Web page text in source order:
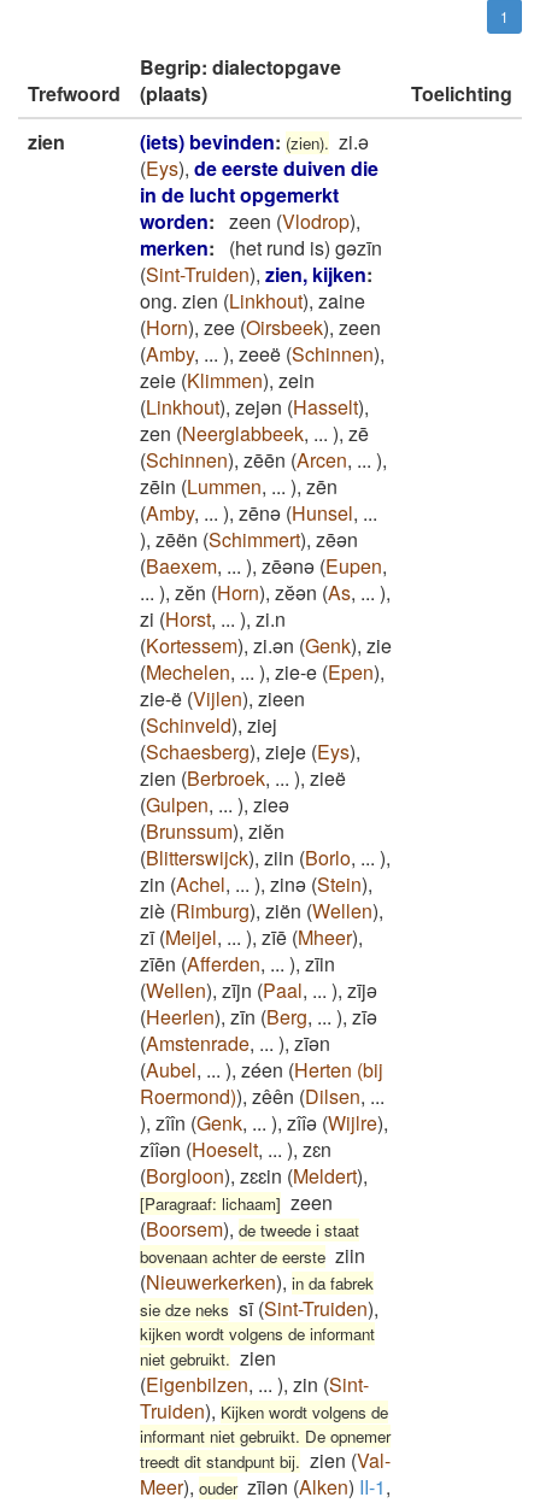
1
Trefwoord
Begrip: dialectopgave
(plaats)
Toelichting
zien
(iets) bevinden: (zien). zi.ə
(Eys), de eerste duiven die
in de lucht opgemerkt
worden: zeen (Vlodrop),
merken:
(het rund is) gǝzīn
(Sint-Truiden), zien, kijken:
ong. zien (Linkhout), zaine
(Horn), zee (Oirsbeek), zeen
(Amby, ... ), zeeë (Schinnen),
zeie (Klimmen), zein
(Linkhout), zejən (Hasselt),
zen (Neerglabbeek, ... ), zē
(Schinnen), zēēn (Arcen, ... ),
zēin (Lummen, ... ), zēn
(Amby, ... ), zēnə (Hunsel, ...
), zēën (Schimmert), zēən
(Baexem, ... ), zēənə (Eupen,
... ), zĕn (Horn), zĕən (As, ... ),
zi (Horst, ... ), zi.n
(Kortessem), zi.ən (Genk), zie
(Mechelen, ... ), zie-e (Epen),
zie-ë (Vijlen), zieen
(Schinveld), ziej
(Schaesberg), zieje (Eys),
zien (Berbroek, ... ), zieë
(Gulpen, ... ), zieə
(Brunssum), ziĕn
(Blitterswijck), ziin (Borlo, ... ),
zin (Achel, ... ), zinə (Stein),
ziè (Rimburg), ziën (Wellen),
zī(Meijel, ... ), zīē (Mheer),
zīēn (Afferden, ... ), zīin
(Wellen), zījn (Paal, ... ), zījə
(Heerlen), zīn (Berg, ... ), zīə
(Amstenrade, ... ), zīən
(Aubel, ... ), zéen (Herten (bij
Roermond)), zêên (Dilsen, ...
), zîîn (Genk, ... ), zîîə (Wijlre),
zîîən (Hoeselt, ... ), zɛn
(Borgloon), zɛɛin (Meldert),
[Paragraaf: lichaam] zeen
(Boorsem), de tweede i staat
bovenaan achter de eerste ziin
(Nieuwerkerken), in da fabrek
sie dze neks sī(Sint-Truiden),
kijken wordt volgens de informant
niet gebruikt. zien
(Eigenbilzen, ... ), zin (Sint-
Truiden), Kijken wordt volgens de
informant niet gebruikt. De opnemer
treedt dit standpunt bij. zien (Val-
Meer), ouder zīiən (Alken) II-1,